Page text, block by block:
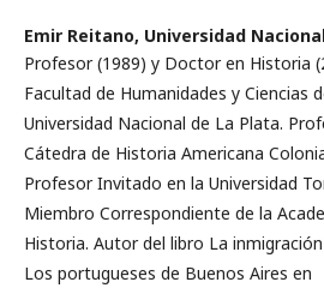
Emir Reitano, Universidad
Profesor (1989) y Doctor en Historia
Facultad de Humanidades y Ciencias
Universidad Nacional de La Plata.
Cátedra de Historia Americana
Profesor Invitado en la Universidad
Miembro Correspondiente de la
Historia. Autor del libro La
Los portugueses de Buenos Aires en